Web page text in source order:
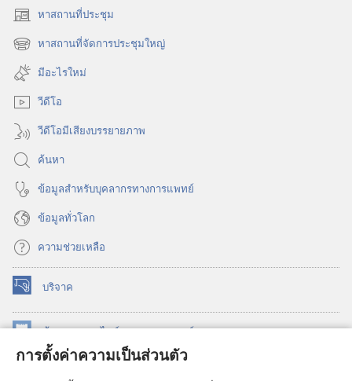
การตั้งค่าความเป็นส่วนตัว
หาสถานที่ประชุม
(เปิด
หน้าต่าง
ใหม่)
หาสถานที่จัดการประชุมใหญ่
(เปิด
หน้าต่าง
ใหม่)
มีอะไรใหม่
วีดีโอ
วีดีโอมีเสียงบรรยายภาพ
ค้นหา
ข้อมูล​สำหรับ​บุคลากร​ทาง​การ​แพทย์
ข้อมูล​ทั่ว​โลก
ความช่วยเหลือ
บริจาค
(เปิด
หน้าต่าง
ใหม่) ห้องสมุดออนไลน์ของวอชเทาเวอร์
หน้าต่าง
®